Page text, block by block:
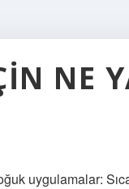
NE
uygulamalar: